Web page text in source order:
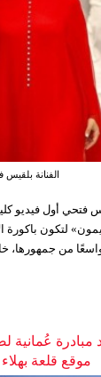
الفنانة بلقيس
فتحي أول فيديو
لتكون
من جمهورها،
مبادرة
موقع قلعة بهلاء